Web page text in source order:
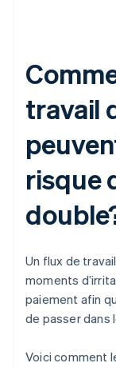
travail
risque
Un flux de
moments
paiement afin
de passer dans
Voici comment